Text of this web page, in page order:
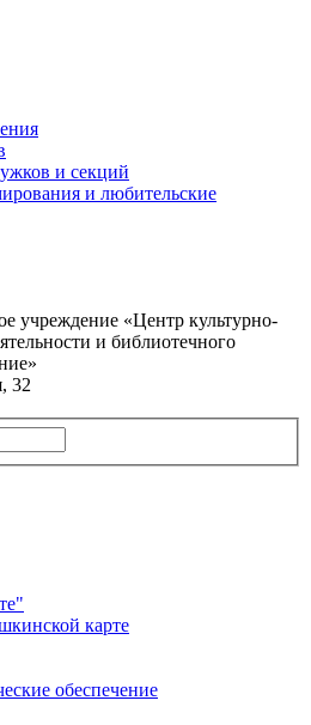
и секций
и любительские
учреждение «Центр культурно-
и библиотечного
32
карте
обеспечение